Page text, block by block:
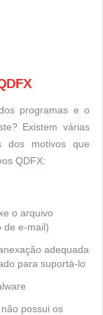
programas e o
Existem várias
dos motivos que
QDFX:
o arquivo
de e-mail)
adequada
para suportá-lo
possui os